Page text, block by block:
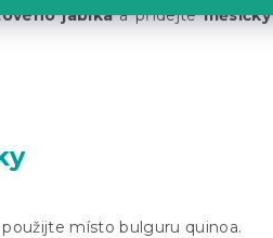
jablkaa přidejteměsíčky
místo bulguru quinoa.